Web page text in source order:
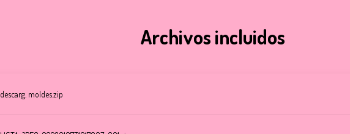
Archivos incluidos
descarg. moldes.zip